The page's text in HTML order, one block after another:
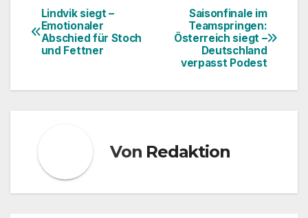
BeitragsnavigationSaisonfinale im
Teamspringen:
Österreich siegt –
Deutschland
verpasst Podest
Lindvik siegt –
Emotionaler
Abschied für Stoch
und Fettner
Von Redaktion